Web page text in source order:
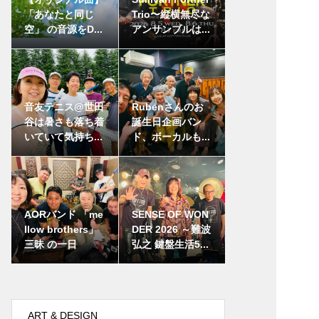
「あなたと同じ
空」 の音源をD...
Trio〜縦横無尽な
アンサンブルは...
音友テニス@世田
谷は暑さも落ち着
いていて気持ち...
Rubenさんのお
誕生日企画バン
ド、ボーカルも...
AORバンド 「me
llow brothers」
三昧 の一日
SENSE OF WON
DER 2026 ～難波
弘之 鍵盤生活5...
ART & DESIGN